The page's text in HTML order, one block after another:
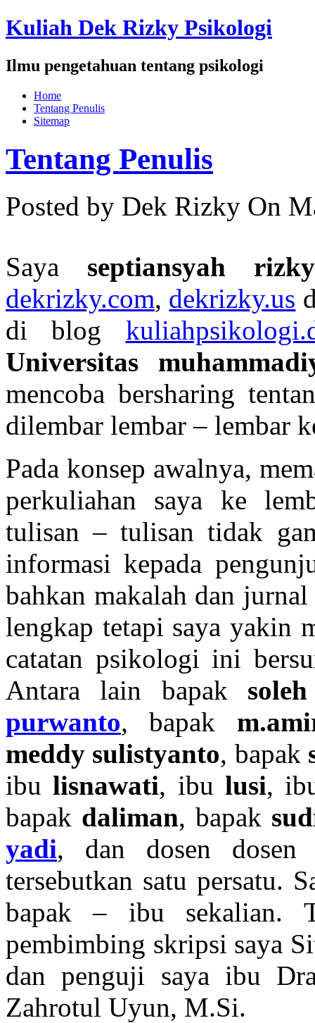
Kuliah Dek Rizky Psikologi
Ilmu pengetahuan tentang psikologi
Home
Tentang Penulis
Sitemap
Tentang Penulis
Posted by Dek Rizky On
Saya septiansyah
dekrizky.com, dekrizky.us
di blog
Universitas
mencoba bersharing
dilembar lembar – lembar
Pada konsep awalnya,
perkuliahan saya ke
tulisan – tulisan tidak
informasi kepada
bahkan makalah dan
lengkap tetapi saya yakin
catatan psikologi ini
Antara lain bapak
purwanto, bapak
meddy sulistyanto, bapak
ibulisnawati, ibu lusi,
bapak daliman, bapak
yadi, dan dosen
tersebutkan satu persatu.
bapak – ibu sekalian.
pembimbing skripsi saya
dan penguji saya ibu
Zahrotul Uyun, M.Si.